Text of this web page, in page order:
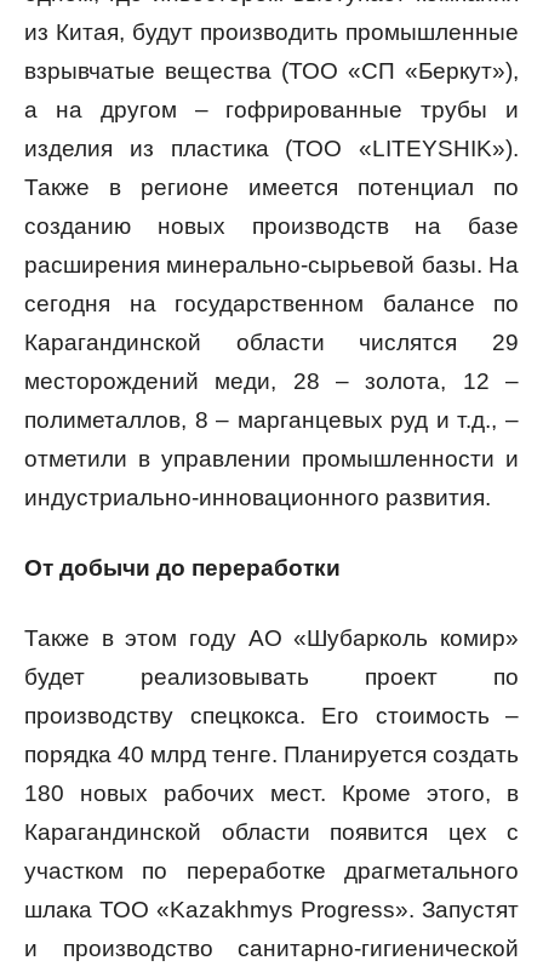
из Китая, будут производить промышленные
взрывчатые вещества (ТОО «СП «Беркут»),
а на другом – гофрированные трубы и
изделия из пластика (ТОО «LITEYSHIK»).
Также в регионе имеется потенциал по
созданию новых производств на базе
расширения минерально-сырьевой базы. На
сегодня на государственном балансе по
Карагандинской области числятся 29
месторождений меди, 28 – золота, 12 –
полиметаллов, 8 – марганцевых руд и т.д., –
отметили в управлении промышленности и
индустриально-инновационного развития.
От добычи до переработки
Также в этом году АО «Шубарколь комир»
будет реализовывать проект по
производству спецкокса. Его стоимость –
порядка 40 млрд тенге. Планируется создать
180 новых рабочих мест. Кроме этого, в
Карагандинской области появится цех с
участком по переработке драгметального
шлака ТОО «Kazakhmys Progress». Запустят
и производство санитарно-гигиенической